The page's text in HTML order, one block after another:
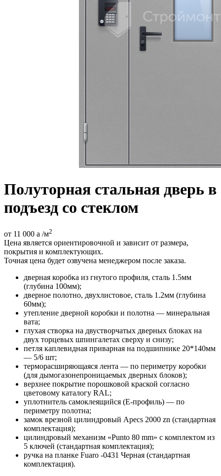
Полуторная стальная дверь в
подъезд со стеклом
от 11 000 a /м2
Цена является ориентировочной и зависит от размера,
покрытия и комплектующих.
Точная цена будет озвучена менеджером после заказа.
дверная коробка из гнутого профиля, сталь 1.5мм
(глубина 100мм);
дверное полотно, двухлистовое, сталь 1.2мм (глубина
60мм);
утепление дверной коробки и полотна — минеральная
вата;
глухая створка на двустворчатых дверных блоках на
двух торцевых шпингалетах сверху и снизу;
петля каплевидная приварная на подшипнике 20*140мм
— 5/6 шт;
терморасширяющаяся лента — по периметру коробки
(для дымогазонепроницаемых дверных блоков);
верхнее покрытие порошковой краской согласно
цветовому каталогу RAL;
уплотнитель самоклеящийся (E-профиль) — по
периметру полотна;
замок врезной цилиндровый Apecs 2000 zn (стандартная
комплектация);
цилиндровый механизм «Punto 80 mm» с комплектом из
5 ключей (стандартная комплектация);
ручка на планке Fuaro -0431 Черная (стандартная
комплектация).